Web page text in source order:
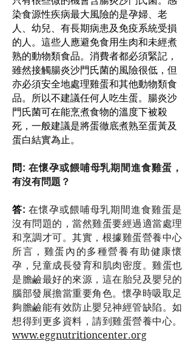
染食源性疾病最大風險的是孕婦、老
人、幼兒、有長期病患及免疫系統受損
的人。這些人應避免食用生肉和未經煮
熟的動物類食品。消費者都必須緊記，
雖然接觸腸炎沙門氏菌的風險很低，但
亦必須安全地處理雞蛋和其他動物類食
品。所以不建議任何人吃生蛋。腸炎沙
門氏菌可在能烹煮食物的溫度下被殺
死，一般建議是將蛋徹底煮熟至蛋黃及
蛋白結實為止。
問 : 在懷孕或餵哺母乳期間進食雞蛋，
有沒有問題？
答: 在懷孕或餵哺母乳期間進食雞蛋是
沒有問題的，當然雞蛋要經過適當處理
和烹調才可。其實，根據雞蛋營養中心
所言，雞蛋內的多種營養有助健康懷
孕，兒童成長發育和肌肉密度。雞蛋也
是膽鹼最好的來源，這在胎兒及嬰兒的
腦部發展擔當重要角色。懷孕時吸取足
夠膽鹼能有效防止嬰兒神經管缺陷。如
想得到更多資料，請到雞蛋營養中心。
www.eggnutritioncenter.org